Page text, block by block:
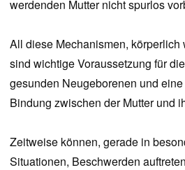
werdenden Mutter nicht spurlos
All diese Mechanismen, körperlich
sind wichtige Voraussetzung für
gesunden Neugeborenen und
Bindung zwischen der Mutter und
Zeitweise können, gerade in
Situationen, Beschwerden